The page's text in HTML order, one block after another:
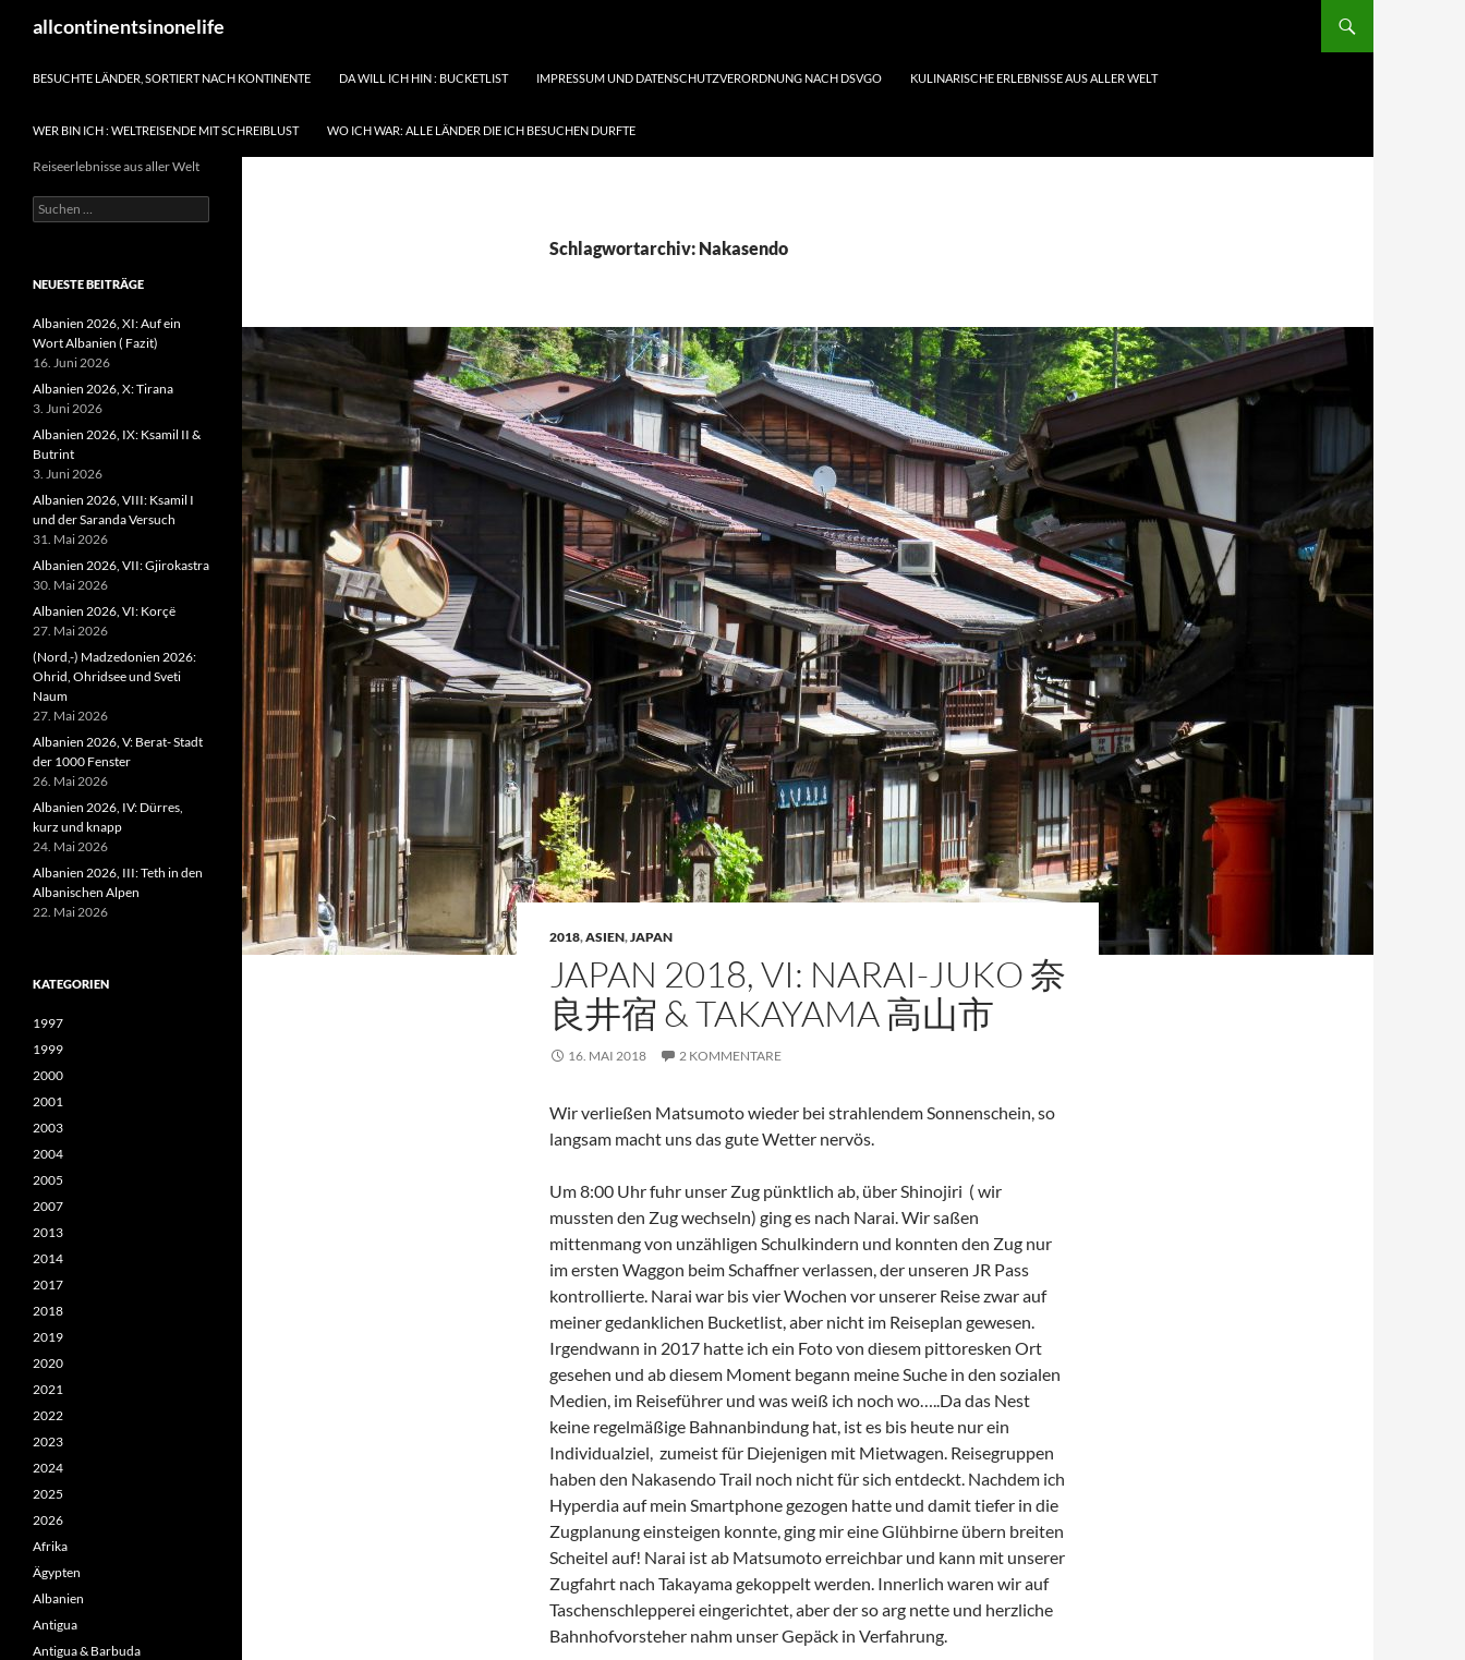
Inhaltallcontinentsinonelife
BESUCHTE LÄNDER, SORTIERT NACH KONTINENTE DA WILL ICH HIN : BUCKETLIST IMPRESSUM UND DATENSCHUTZVERORDNUNG NACH DSVGO KULINARISCHE ERLEBNISSE AUS ALLER WELT
WER BIN ICH : WELTREISENDE MIT SCHREIBLUST WO ICH WAR: ALLE LÄNDER DIE ICH BESUCHEN DURFTE
Schlagwortarchiv: Nakasendo
2018,ASIEN,JAPAN
JAPAN 2018, VI: NARAI-JUKO 奈
良井宿 & TAKAYAMA 高山市
16. MAI 2018 2 KOMMENTARE
Wir verließen Matsumoto wieder bei strahlendem Sonnenschein, so
langsam macht uns das gute Wetter nervös.
Um 8:00 Uhr fuhr unser Zug pünktlich ab, über Shinojiri ( wir
mussten den Zug wechseln) ging es nach Narai. Wir saßen
mittenmang von unzähligen Schulkindern und konnten den Zug nur
im ersten Waggon beim Schaffner verlassen, der unseren JR Pass
kontrollierte. Narai war bis vier Wochen vor unserer Reise zwar auf
meiner gedanklichen Bucketlist, aber nicht im Reiseplan gewesen.
Irgendwann in 2017 hatte ich ein Foto von diesem pittoresken Ort
gesehen und ab diesem Moment begann meine Suche in den sozialen
Medien, im Reiseführer und was weiß ich noch wo…..Da das Nest
keine regelmäßige Bahnanbindung hat, ist es bis heute nur ein
Individualziel, zumeist für Diejenigen mit Mietwagen. Reisegruppen
haben den Nakasendo Trail noch nicht für sich entdeckt. Nachdem ich
Hyperdia auf mein Smartphone gezogen hatte und damit tiefer in die
Zugplanung einsteigen konnte, ging mir eine Glühbirne übern breiten
Scheitel auf! Narai ist ab Matsumoto erreichbar und kann mit unserer
Zugfahrt nach Takayama gekoppelt werden. Innerlich waren wir auf
Taschenschlepperei eingerichtet, aber der so arg nette und herzliche
Bahnhofvorsteher nahm unser Gepäck in Verfahrung.
Reiseerlebnisse aus aller Welt
Suchen
nach:
NEUESTE BEITRÄGE
Albanien 2026, XI: Auf ein
Wort Albanien ( Fazit)
16. Juni 2026
Albanien 2026, X: Tirana
3. Juni 2026
Albanien 2026, IX: Ksamil II &
Butrint
3. Juni 2026
Albanien 2026, VIII: Ksamil I
und der Saranda Versuch
31. Mai 2026
Albanien 2026, VII: Gjirokastra
30. Mai 2026
Albanien 2026, VI: Korçë
27. Mai 2026
(Nord,-) Madzedonien 2026:
Ohrid, Ohridsee und Sveti
Naum
27. Mai 2026
Albanien 2026, V: Berat- Stadt
der 1000 Fenster
26. Mai 2026
Albanien 2026, IV: Dürres,
kurz und knapp
24. Mai 2026
Albanien 2026, III: Teth in den
Albanischen Alpen
22. Mai 2026
KATEGORIEN
1997
1999
2000
2001
2003
2004
2005
2007
2013
2014
2017
2018
2019
2020
2021
2022
2023
2024
2025
2026
Afrika
Ägypten
Albanien
Antigua
Antigua & Barbuda